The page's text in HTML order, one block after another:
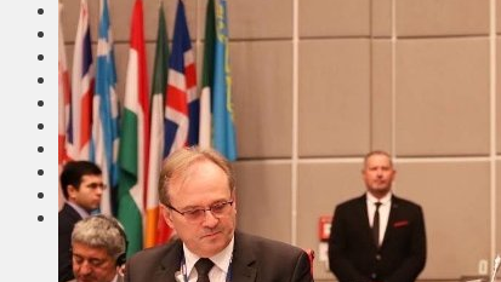
Висагинас
Регионы
Соседи
Транспорт
Выбор читателей
Калейдоскоп
Армия
Сейм Литвы
Культура
Больше
Фоторепортаж
Туризм